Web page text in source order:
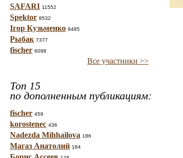
SAFARI 11552
Spektor 8532
Ігор Кузьменко 8485
Рыбак 7377
fischer 6098
Все участники >>
Топ 15
по дополненным публикациям:
fischer 459
korostenec 436
Nadezda Mihhailova 186
Магаз Анатолий 184